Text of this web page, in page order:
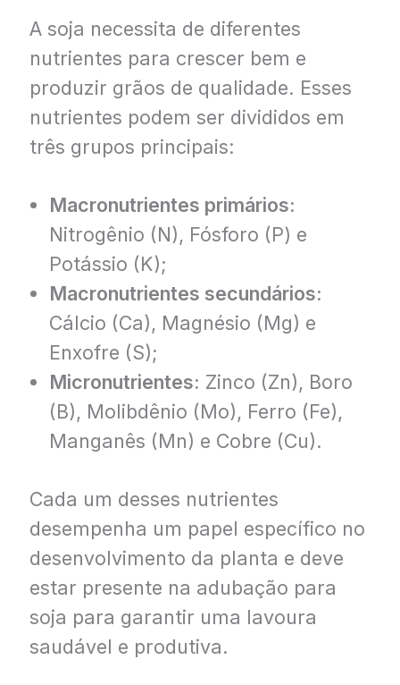
A soja necessita de diferentes
nutrientes para crescer bem e
produzir grãos de qualidade. Esses
nutrientes podem ser divididos em
três grupos principais:
Macronutrientes primários:
Nitrogênio (N), Fósforo (P) e
Potássio (K);
Macronutrientes secundários:
Cálcio (Ca), Magnésio (Mg) e
Enxofre (S);
Micronutrientes: Zinco (Zn), Boro
(B), Molibdênio (Mo), Ferro (Fe),
Manganês (Mn) e Cobre (Cu).
Cada um desses nutrientes
desempenha um papel específico no
desenvolvimento da planta e deve
estar presente na adubação para
soja para garantir uma lavoura
saudável e produtiva.